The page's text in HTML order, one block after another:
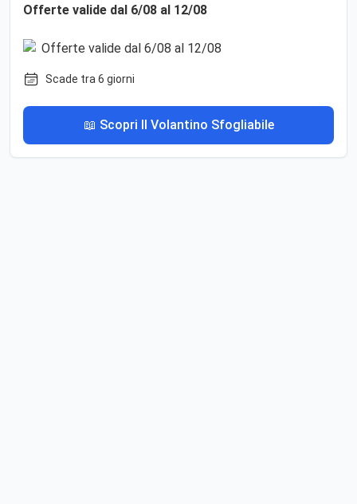
Offerte valide dal 6/08 al 12/08
Scade tra 6 giorni
📖 Scopri Il Volantino Sfogliabile